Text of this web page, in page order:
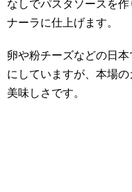
なしでパスタソースを
ナーラに仕上げます。
卵や粉チーズなどの日
にしていますが、本場
美味しさです。